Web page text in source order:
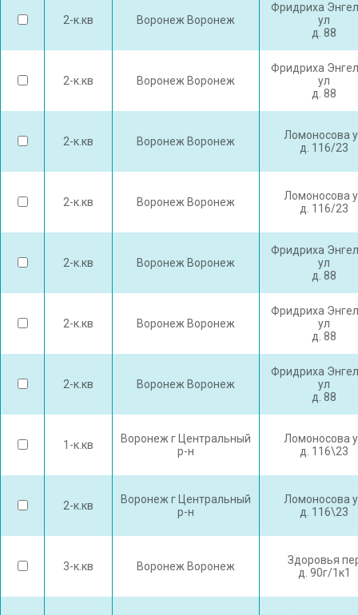
2-к.кв Воронеж Воронеж
Фридриха
ул
д. 88
2-к.кв Воронеж Воронеж
Фридриха
ул
д. 88
2-к.кв Воронеж Воронеж
Ломоносова
д. 116/23
2-к.кв Воронеж Воронеж
Ломоносова
д. 116/23
2-к.кв Воронеж Воронеж
Фридриха
ул
д. 88
2-к.кв Воронеж Воронеж
Фридриха
ул
д. 88
2-к.кв Воронеж Воронеж
Фридриха
ул
д. 88
1-к.кв
Воронеж г Центральный
р-н
Ломоносова
д. 116\23
2-к.кв
Воронеж г Центральный
р-н
Ломоносова
д. 116\23
3-к.кв Воронеж Воронеж
Здоровья
д. 90г/1к1